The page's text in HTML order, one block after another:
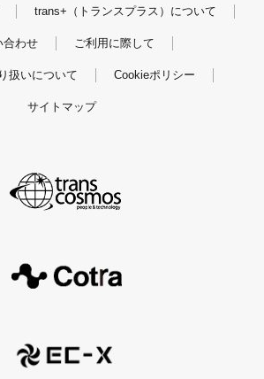
trans+（トランスプラス）について
合わせ ご利用に際して
扱いについて Cookieポリシー
サイトマップ